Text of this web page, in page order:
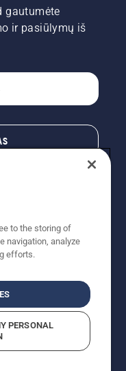
gautumėte
ir pasiūlymų iš
priklauso autoriui.
kaina (RMK),
kurią gamintojas
prekę. UAB
neparduoda,
to the storing of
navigation, analyze
efforts.
PERSONAL